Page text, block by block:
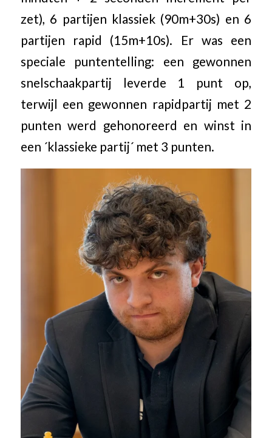
zet), 6 partijen klassiek (90m+30s) en 6
partijen rapid (15m+10s). Er was een
speciale puntentelling: een gewonnen
snelschaakpartij leverde 1 punt op,
terwijl een gewonnen rapidpartij met 2
punten werd gehonoreerd en winst in
een ´klassieke partij´ met 3 punten.